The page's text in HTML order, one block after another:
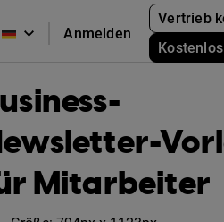
Anmelden
Vertrieb
Mitarbeiter